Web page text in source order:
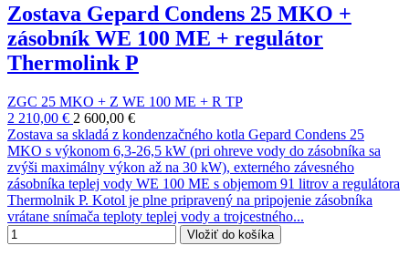
Zostava Gepard Condens 25 MKO +
zásobník WE 100 ME + regulátor
Thermolink P
ZGC 25 MKO + Z WE 100 ME + R TP
2 210,00 € 2 600,00 €
Zostava sa skladá z kondenzačného kotla Gepard Condens 25
MKO s výkonom 6,3-26,5 kW (pri ohreve vody do zásobníka sa
zvýši maximálny výkon až na 30 kW), externého závesného
zásobníka teplej vody WE 100 ME s objemom 91 litrov a regulátora
Thermolnik P. Kotol je plne pripravený na pripojenie zásobníka
vrátane snímača teploty teplej vody a trojcestného...
Vložiť do košíka